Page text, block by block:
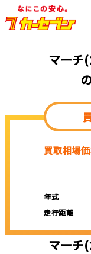
マーチ
買取相場
年式
走行距離
マーチ